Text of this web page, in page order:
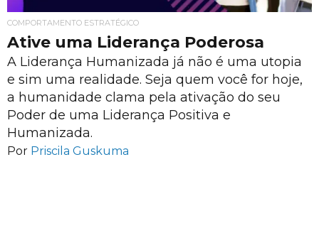
COMPORTAMENTO ESTRATÉGICO
Ative uma Liderança Poderosa
A Liderança Humanizada já não é uma utopia
e sim uma realidade. Seja quem você for hoje,
a humanidade clama pela ativação do seu
Poder de uma Liderança Positiva e
Humanizada.
Por Priscila Guskuma